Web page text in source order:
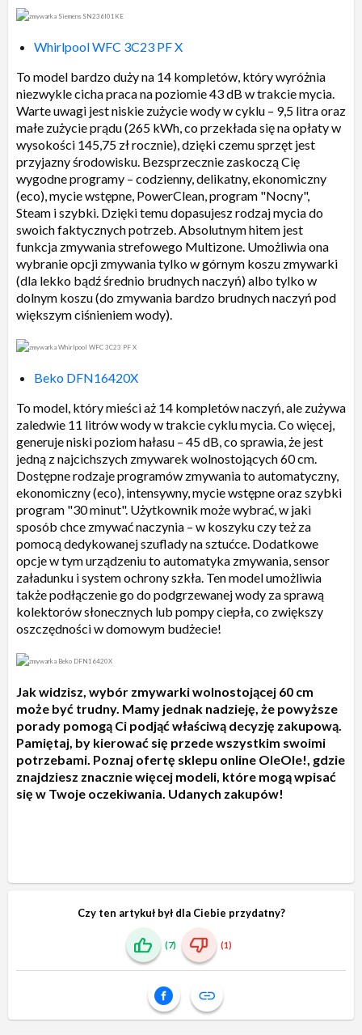
Whirlpool WFC 3C23 PF X
To model bardzo duży na 14 kompletów, który wyróżnia
niezwykle cicha praca na poziomie 43 dB w trakcie mycia.
Warte uwagi jest niskie zużycie wody w cyklu – 9,5 litra oraz
małe zużycie prądu (265 kWh, co przekłada się na opłaty w
wysokości 145,75 zł rocznie), dzięki czemu sprzęt jest
przyjazny środowisku. Bezsprzecznie zaskoczą Cię
wygodne programy – codzienny, delikatny, ekonomiczny
(eco), mycie wstępne, PowerClean, program "Nocny",
Steam i szybki. Dzięki temu dopasujesz rodzaj mycia do
swoich faktycznych potrzeb. Absolutnym hitem jest
funkcja zmywania strefowego Multizone. Umożliwia ona
wybranie opcji zmywania tylko w górnym koszu zmywarki
(dla lekko bądź średnio brudnych naczyń) albo tylko w
dolnym koszu (do zmywania bardzo brudnych naczyń pod
większym ciśnieniem wody).
Beko DFN16420X
To model, który mieści aż 14 kompletów naczyń, ale zużywa
zaledwie 11 litrów wody w trakcie cyklu mycia. Co więcej,
generuje niski poziom hałasu – 45 dB, co sprawia, że jest
jedną z najcichszych zmywarek wolnostojących 60 cm.
Dostępne rodzaje programów zmywania to automatyczny,
ekonomiczny (eco), intensywny, mycie wstępne oraz szybki
program "30 minut". Użytkownik może wybrać, w jaki
sposób chce zmywać naczynia – w koszyku czy też za
pomocą dedykowanej szuflady na sztućce. Dodatkowe
opcje w tym urządzeniu to automatyka zmywania, sensor
załadunku i system ochrony szkła. Ten model umożliwia
także podłączenie go do podgrzewanej wody za sprawą
kolektorów słonecznych lub pompy ciepła, co zwiększy
oszczędności w domowym budżecie!
Jak widzisz, wybór zmywarki wolnostojącej 60 cm
może być trudny. Mamy jednak nadzieję, że powyższe
porady pomogą Ci podjąć właściwą decyzję zakupową.
Pamiętaj, by kierować się przede wszystkim swoimi
potrzebami. Poznaj ofertę sklepu online OleOle!, gdzie
znajdziesz znacznie więcej modeli, które mogą wpisać
się w Twoje oczekiwania. Udanych zakupów!
Czy ten artykuł był dla Ciebie przydatny?
(7) (1)